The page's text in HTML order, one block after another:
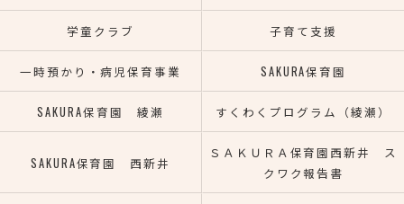
学童クラブ 子育て支援
一時預かり・病児保育事業 SAKURA保育園
SAKURA保育園 綾瀬 すくわくプログラム（綾瀬）
SAKURA保育園 西新井
ＳＡＫＵＲＡ保育園西新井 ス
クワク報告書